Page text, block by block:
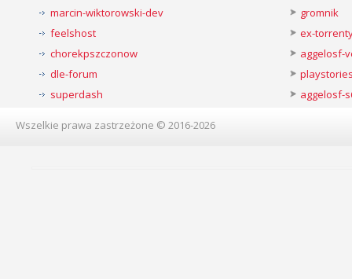
marcin-wiktorowski-dev
feelshost
chorekpszczonow
dle-forum
superdash
gromnik
ex-
aggelosf-
aggelosf-
Wszelkie prawa zastrzeżone © 2016-2026